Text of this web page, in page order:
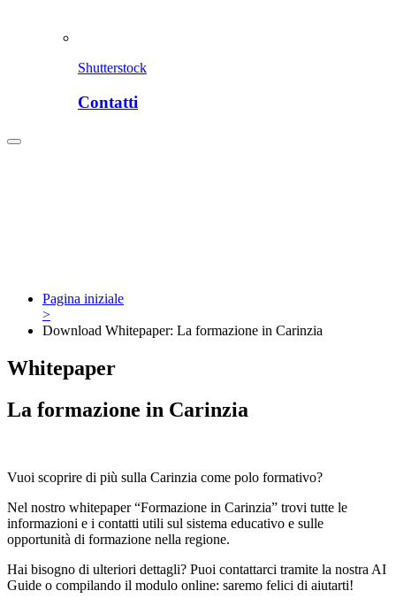
Shutterstock
Contatti
Pagina iniziale
>
Download Whitepaper: La formazione in Carinzia
Whitepaper
La formazione in Carinzia
Vuoi scoprire di più sulla Carinzia come polo formativo?
Nel nostro whitepaper “Formazione in Carinzia” trovi tutte le
informazioni e i contatti utili sul sistema educativo e sulle
opportunità di formazione nella regione.
Hai bisogno di ulteriori dettagli? Puoi contattarci tramite la nostra AI
Guide o compilando il modulo online: saremo felici di aiutarti!